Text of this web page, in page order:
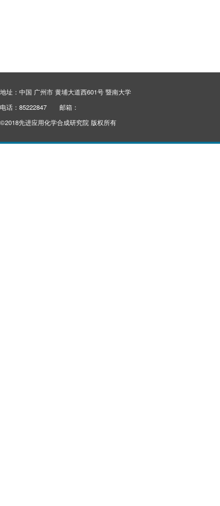
地址：中国 广州市 黄埔大道西601号 暨南大学
电话：85222847
邮箱：
©2018先进应用化学合成研究院 版权所有